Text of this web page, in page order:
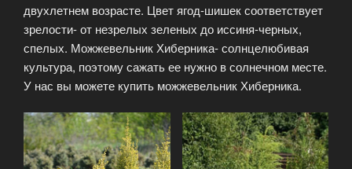
двухлетнем возрасте. Цвет ягод-шишек соответствует
зрелости- от незрелых зеленых до иссиня-черных,
спелых. Можжевельник Хиберника- солнцелюбивая
культура, поэтому сажать ее нужно в солнечном месте.
У нас вы можете купить можжевельник Хиберника.